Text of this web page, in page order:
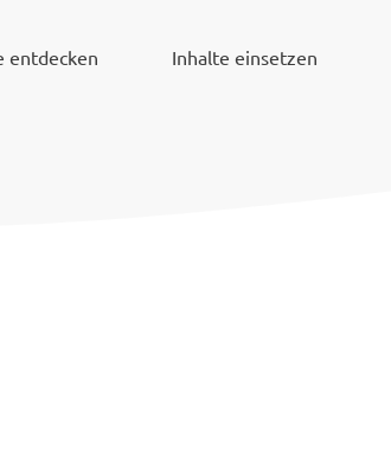
entdecken Inhalte einsetzen